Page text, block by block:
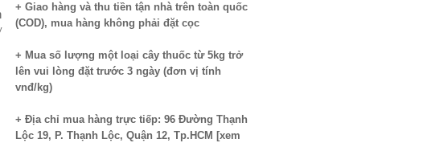
+ Giao hàng và thu tiền tận nhà trên toàn quốc
(COD), mua hàng không phải đặt cọc
+ Mua số lượng một loại cây thuốc từ 5kg trở
lên vui lòng đặt trước 3 ngày (đơn vị tính
vnđ/kg)
+ Địa chỉ mua hàng trực tiếp: 96 Đường Thạnh
Lộc 19, P. Thạnh Lộc, Quận 12, Tp.HCM [xem